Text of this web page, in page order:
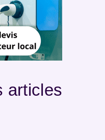
articles